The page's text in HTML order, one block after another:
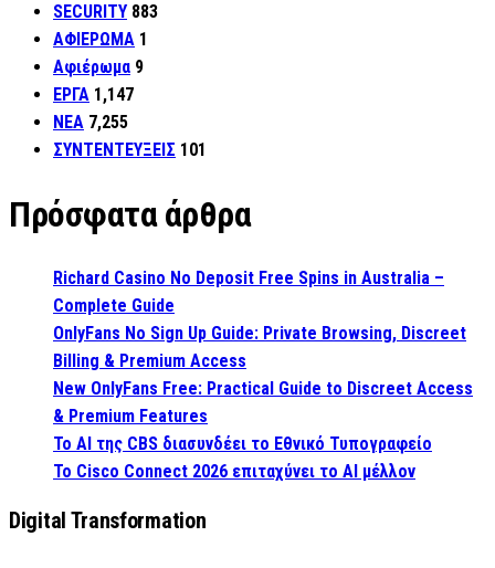
SECURITY 883
ΑΦΙΕΡΩΜΑ 1
Αφιέρωμα 9
ΕΡΓΑ 1,147
ΝΕΑ 7,255
ΣΥΝΤΕΝΤΕΥΞΕΙΣ 101
Πρόσφατα άρθρα
Richard Casino No Deposit Free Spins in Australia –
Complete Guide
OnlyFans No Sign Up Guide: Private Browsing, Discreet
Billing & Premium Access
New OnlyFans Free: Practical Guide to Discreet Access
& Premium Features
Το AI της CBS διασυνδέει το Εθνικό Τυπογραφείο
Το Cisco Connect 2026 επιταχύνει το AI μέλλον
Digital Transformation